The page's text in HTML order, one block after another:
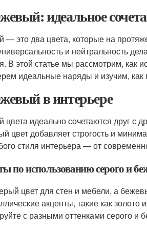
идеальное
это два цвета, которые на
и нейтральность
В этой статье мы рассмотрим, как
идеальные наряды и изучим, как
в интерьере
идеально сочетаются друг с
цвет добавляет строгость и
стиля интерьера — от
по использованию серого и
цвет для стен и мебели, а
акценты, такие как
с разными оттенками серого и